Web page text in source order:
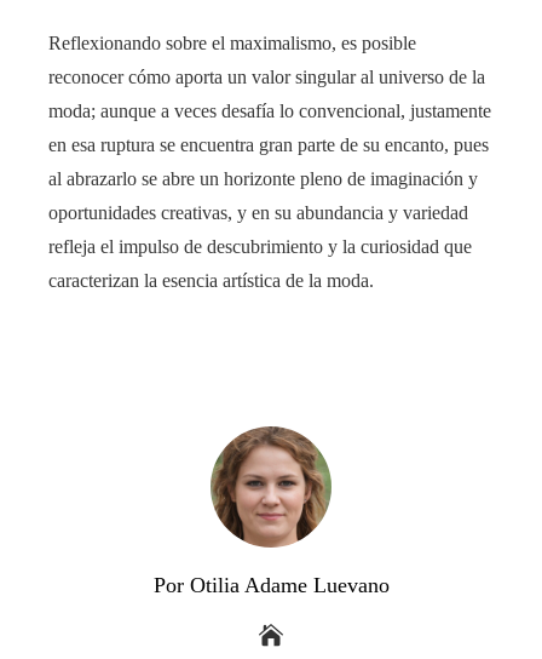
Reflexionando sobre el maximalismo, es posible
reconocer cómo aporta un valor singular al universo de la
moda; aunque a veces desafía lo convencional, justamente
en esa ruptura se encuentra gran parte de su encanto, pues
al abrazarlo se abre un horizonte pleno de imaginación y
oportunidades creativas, y en su abundancia y variedad
refleja el impulso de descubrimiento y la curiosidad que
caracterizan la esencia artística de la moda.
Por Otilia Adame Luevano